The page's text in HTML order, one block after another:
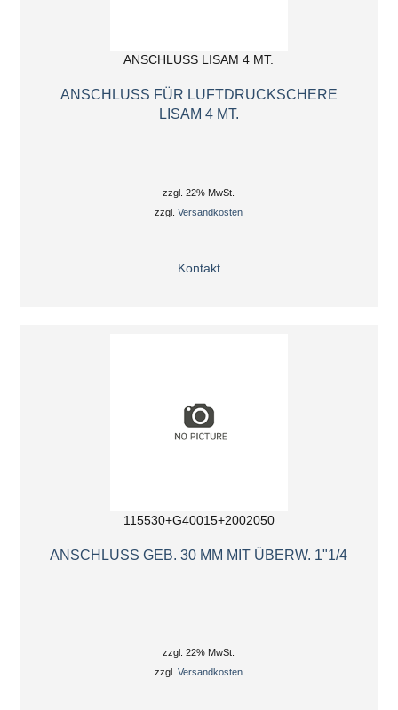
ANSCHLUSS LISAM 4 MT.
ANSCHLUSS FÜR LUFTDRUCKSCHERE
LISAM 4 MT.
zzgl. 22% MwSt.
zzgl.Versandkosten
Kontakt
115530+G40015+2002050
ANSCHLUSS GEB. 30 MM MIT ÜBERW. 1"1/4
zzgl. 22% MwSt.
zzgl.Versandkosten